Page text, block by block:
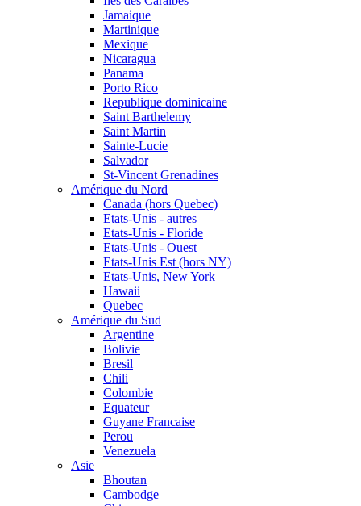
Jamaique
Martinique
Mexique
Nicaragua
Panama
Porto Rico
Republique dominicaine
Saint Barthelemy
Saint Martin
Sainte-Lucie
Salvador
St-Vincent Grenadines
Amérique du Nord
Canada (hors Quebec)
Etats-Unis - autres
Etats-Unis - Floride
Etats-Unis - Ouest
Etats-Unis Est (hors NY)
Etats-Unis, New York
Hawaii
Quebec
Amérique du Sud
Argentine
Bolivie
Bresil
Chili
Colombie
Equateur
Guyane Francaise
Perou
Venezuela
Asie
Bhoutan
Cambodge